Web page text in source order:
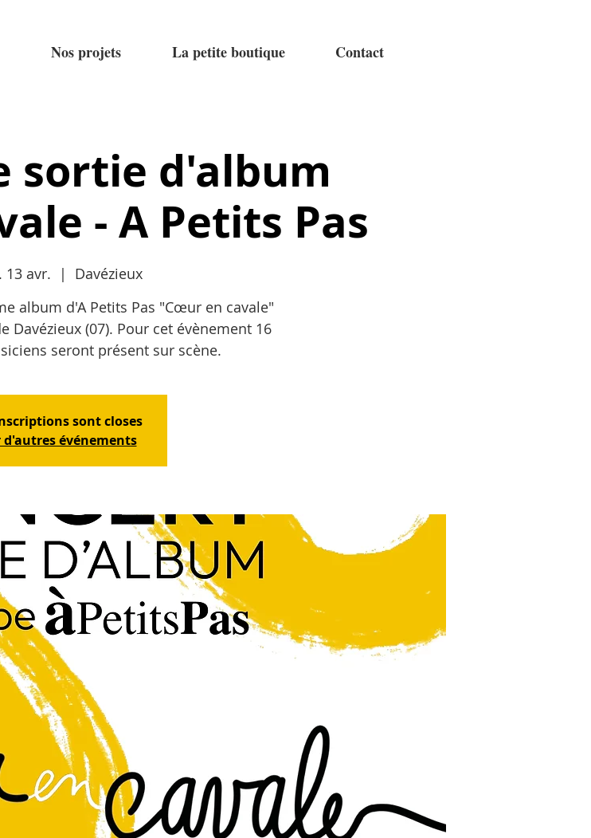
Nos projets La petite boutique Contact
sortie d'album
- A Petits Pas
13 avr.
  |
Davézieux
album d'A Petits Pas "Cœur en cavale"
Davézieux (07). Pour cet évènement 16
seront présent sur scène.
sont closes
d'autres événements